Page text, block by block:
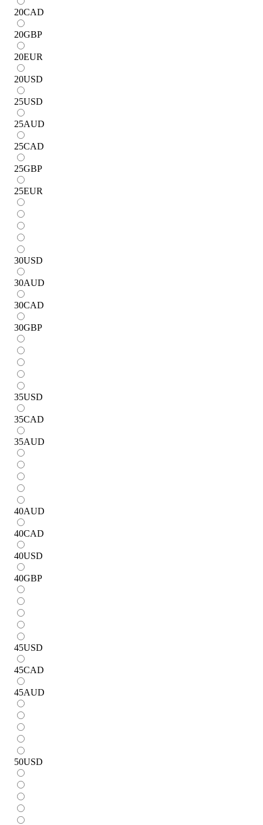
20CAD
20GBP
20EUR
20USD
25USD
25AUD
25CAD
25GBP
25EUR
30USD
30AUD
30CAD
30GBP
35USD
35CAD
35AUD
40AUD
40CAD
40USD
40GBP
45USD
45CAD
45AUD
50USD